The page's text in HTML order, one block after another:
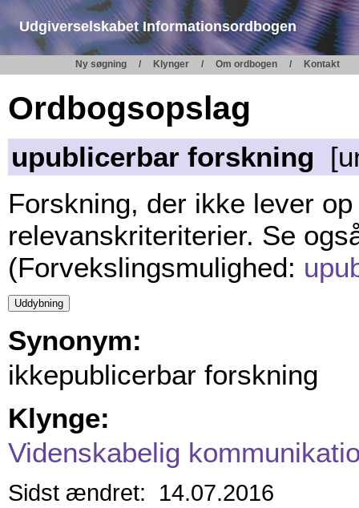
Udgiverselskabet Informationsordbogen
Ny søgning Klynger Om ordbogen Kontakt
Ordbogsopslag
upublicerbar forskning
Forskning, der ikke lever
relevanskriteriterier. Se
(Forvekslingsmulighed:
Synonym:
ikkepublicerbar forskning
Klynge:
Videnskabelig
Sidst ændret: 14.07.2016